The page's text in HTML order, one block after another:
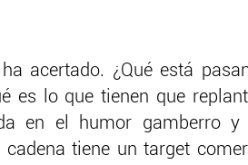
acertado. ¿Qué está
es lo que tienen que
en el humor gamberro
tiene un target